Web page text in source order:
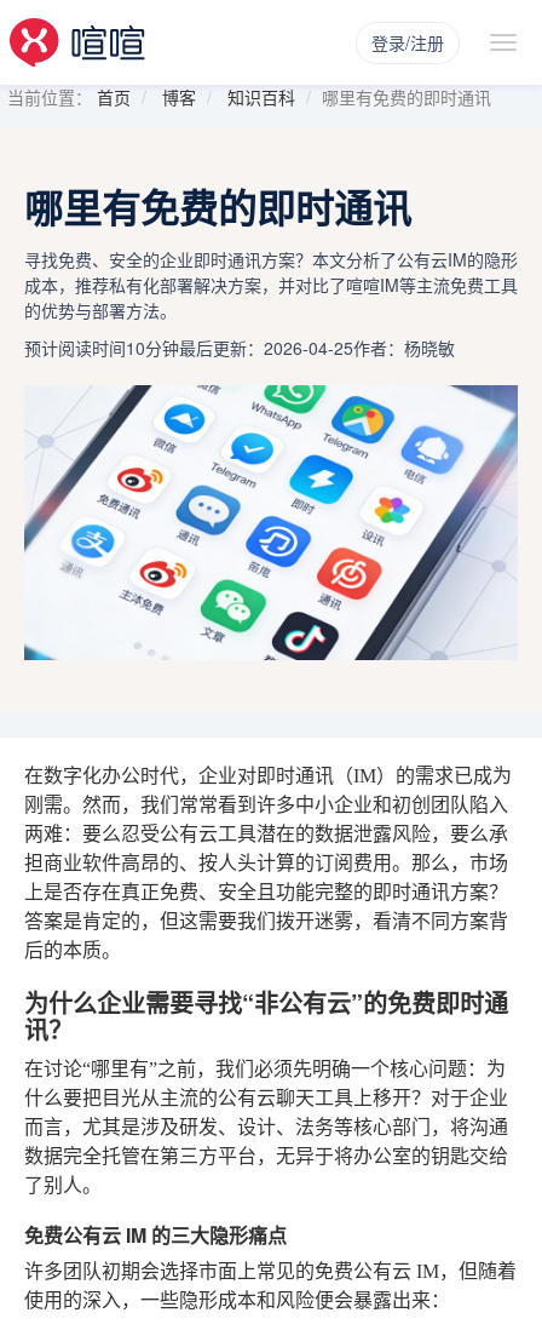
登录/注册
当前位置： 首页 博客 知识百科 哪里有免费的即时通讯
哪里有免费的即时通讯
寻找免费、安全的企业即时通讯方案？本文分析了公有云IM的隐形
成本，推荐私有化部署解决方案，并对比了喧喧IM等主流免费工具
的优势与部署方法。
预计阅读时间10分钟最后更新：2026-04-25作者：杨晓敏
在数字化办公时代，企业对即时通讯（IM）的需求已成为
刚需。然而，我们常常看到许多中小企业和初创团队陷入
两难：要么忍受公有云工具潜在的数据泄露风险，要么承
担商业软件高昂的、按人头计算的订阅费用。那么，市场
上是否存在真正免费、安全且功能完整的即时通讯方案？
答案是肯定的，但这需要我们拨开迷雾，看清不同方案背
后的本质。
为什么企业需要寻找“非公有云”的免费即时通
讯？
在讨论“哪里有”之前，我们必须先明确一个核心问题：为
什么要把目光从主流的公有云聊天工具上移开？对于企业
而言，尤其是涉及研发、设计、法务等核心部门，将沟通
数据完全托管在第三方平台，无异于将办公室的钥匙交给
了别人。
免费公有云 IM 的三大隐形痛点
许多团队初期会选择市面上常见的免费公有云 IM，但随着
使用的深入，一些隐形成本和风险便会暴露出来：